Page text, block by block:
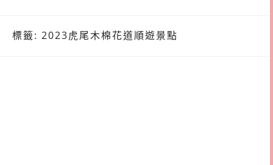
標籤: 2023虎尾木棉花道順遊景點